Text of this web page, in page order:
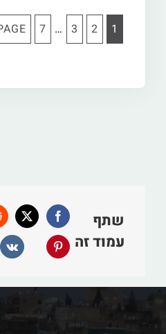
1
2
3
…
7
»
שתף
עמוד זה